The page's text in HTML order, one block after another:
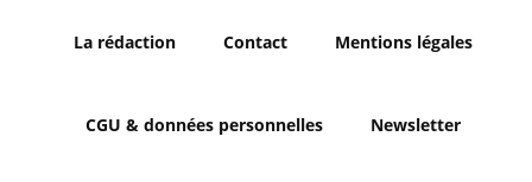
La rédaction Contact Mentions légales
CGU & données personnelles Newsletter